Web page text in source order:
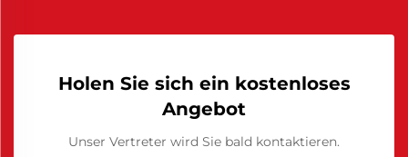
Holen Sie sich ein kostenloses
Angebot
Unser Vertreter wird Sie bald kontaktieren.